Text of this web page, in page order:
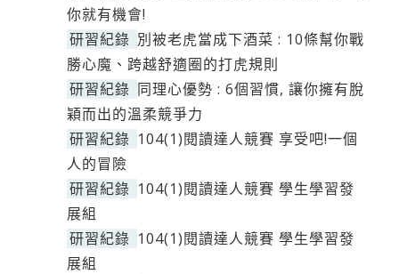
你就有機會!
研習紀錄 別被老虎當成下酒菜 : 10條幫你戰
勝心魔、跨越舒適圈的打虎規則
研習紀錄 同理心優勢 : 6個習慣, 讓你擁有脫
穎而出的溫柔競爭力
研習紀錄 104(1)閱讀達人競賽 享受吧!一個
人的冒險
研習紀錄 104(1)閱讀達人競賽 學生學習發
展組
研習紀錄 104(1)閱讀達人競賽 學生學習發
展組